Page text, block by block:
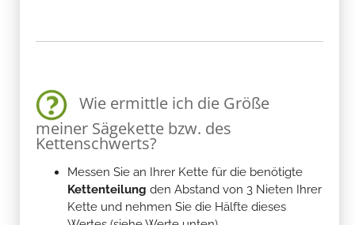
Wie ermittle ich die Größe
meiner Sägekette bzw. des
Kettenschwerts?
Messen Sie an Ihrer Kette für die benötigte
Kettenteilung den Abstand von 3 Nieten Ihrer
Kette und nehmen Sie die Hälfte dieses